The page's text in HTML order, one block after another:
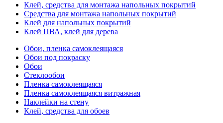
Клей, средства для монтажа напольных покрытий
Средства для монтажа напольных покрытий
Клей для напольных покрытий
Клей ПВА, клей для дерева
Обои, пленка самоклеящаяся
Обои под покраску
Обои
Стеклообои
Пленка самоклеящаяся
Пленка самоклеящаяся витражная
Наклейки на стену
Клей, средства для обоев